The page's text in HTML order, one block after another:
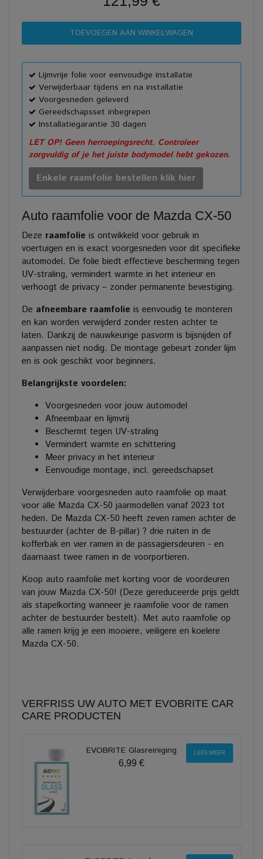
Lijmvrije folie voor eenvoudige installatie
Verwijderbaar tijdens en na installatie
Voorgesneden geleverd
Gereedschapsset inbegrepen
Installatiegarantie 30 dagen
LET OP! Geen herroepingsrecht. Controleer
zorgvuldig of je het juiste bodymodel hebt gekozen.
Enkele raamfolie bestellen klik hier
Auto raamfolie voor de Mazda CX-50
Deze raamfolie is ontwikkeld voor gebruik in
voertuigen en is exact voorgesneden voor dit specifieke
automodel. De folie biedt effectieve bescherming tegen
UV-straling, vermindert warmte in het interieur en
verhoogt de privacy – zonder permanente bevestiging.
De afneembare raamfolie is eenvoudig te monteren
en kan worden verwijderd zonder resten achter te
laten. Dankzij de nauwkeurige pasvorm is bijsnijden of
aanpassen niet nodig. De montage gebeurt zonder lijm
en is ook geschikt voor beginners.
Belangrijkste voordelen:
Voorgesneden voor jouw automodel
Afneembaar en lijmvrij
Beschermt tegen UV-straling
Vermindert warmte en schittering
Meer privacy in het interieur
Eenvoudige montage, incl. gereedschapset
Verwijderbare voorgesneden auto raamfolie op maat
voor alle Mazda CX-50 jaarmodellen vanaf 2023 tot
heden. De Mazda CX-50 heeft zeven ramen achter de
bestuurder (achter de B-pillar) ? drie ruiten in de
kofferbak en vier ramen in de passagiersdeuren - en
daarnaast twee ramen in de voorportieren.
Koop auto raamfolie met korting voor de voordeuren
van jouw Mazda CX-50! (Deze gereduceerde prijs geldt
als stapelkorting wanneer je raamfolie voor de ramen
achter de bestuurder bestelt). Met auto raamfolie op
alle ramen krijg je een mooiere, veiligere en koelere
Mazda CX-50.
VERFRISS UW AUTO MET EVOBRITE CAR
CARE PRODUCTEN
EVOBRITE Glasreiniging
6,99 €
LEES MEER